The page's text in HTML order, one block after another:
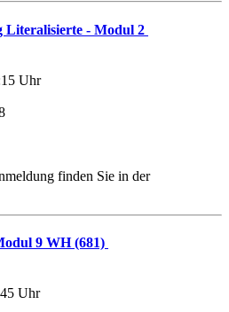
Literalisierte - Modul 2
Uhr
finden Sie in der
9 WH (681)
Uhr